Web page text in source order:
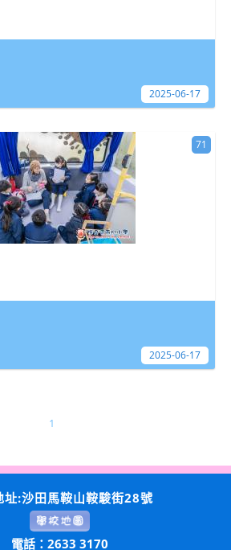
2025-06-17
71
2025-06-17
1
址:沙田馬鞍山鞍駿街28號
電話：2633 3170